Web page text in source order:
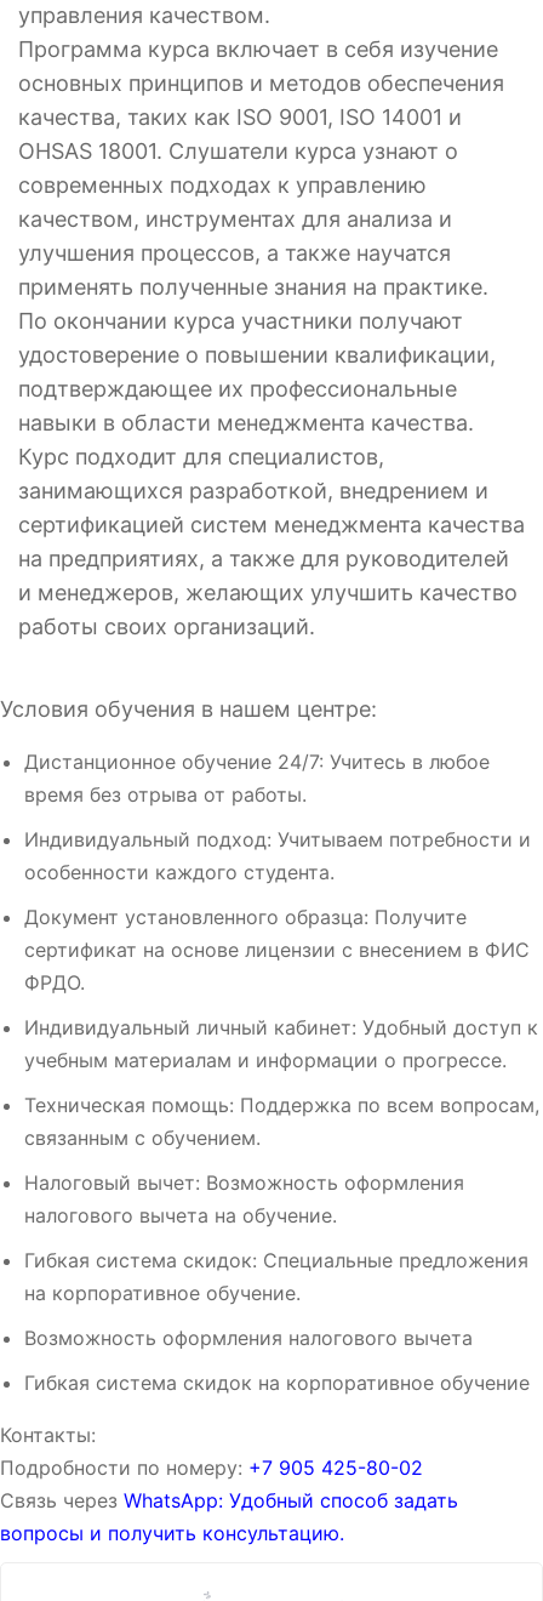
управления качеством.
Программа курса включает в себя изучение
основных принципов и методов обеспечения
качества, таких как ISO 9001, ISO 14001 и
OHSAS 18001. Слушатели курса узнают о
современных подходах к управлению
качеством, инструментах для анализа и
улучшения процессов, а также научатся
применять полученные знания на практике.
По окончании курса участники получают
удостоверение о повышении квалификации,
подтверждающее их профессиональные
навыки в области менеджмента качества.
Курс подходит для специалистов,
занимающихся разработкой, внедрением и
сертификацией систем менеджмента качества
на предприятиях, а также для руководителей
и менеджеров, желающих улучшить качество
работы своих организаций.
Условия обучения в нашем центре:
Дистанционное обучение 24/7: Учитесь в любое
время без отрыва от работы.
Индивидуальный подход: Учитываем потребности и
особенности каждого студента.
Документ установленного образца: Получите
сертификат на основе лицензии с внесением в ФИС
ФРДО.
Индивидуальный личный кабинет: Удобный доступ к
учебным материалам и информации о прогрессе.
Техническая помощь: Поддержка по всем вопросам,
связанным с обучением.
Налоговый вычет: Возможность оформления
налогового вычета на обучение.
Гибкая система скидок: Специальные предложения
на корпоративное обучение.
Возможность оформления налогового вычета
Гибкая система скидок на корпоративное обучение
Контакты:
Подробности по номеру: ‪‪+7 905 425-80-02‬‬
Связь через WhatsApp: Удобный способ задать
вопросы и получить консультацию.